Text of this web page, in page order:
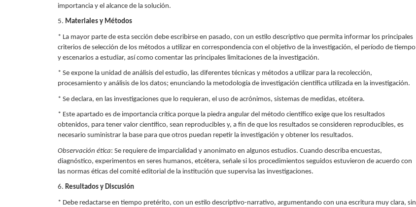
importancia y el alcance de la solución.
5. Materiales y Métodos
* La mayor parte de esta sección debe escribirse en pasado, con un estilo descriptivo que permita informar los principales
criterios de selección de los métodos a utilizar en correspondencia con el objetivo de la investigación, el período de tiempo
y escenarios a estudiar, así como comentar las principales limitaciones de la investigación.
* Se expone la unidad de análisis del estudio, las diferentes técnicas y métodos a utilizar para la recolección,
procesamiento y análisis de los datos; enunciando la metodología de investigación científica utilizada en la investigación.
* Se declara, en las investigaciones que lo requieran, el uso de acrónimos, sistemas de medidas, etcétera.
* Este apartado es de importancia crítica porque la piedra angular del método científico exige que los resultados
obtenidos, para tener valor científico, sean reproducibles y, a fin de que los resultados se consideren reproducibles, es
necesario suministrar la base para que otros puedan repetir la investigación y obtener los resultados.
Observación ética: Se requiere de imparcialidad y anonimato en algunos estudios. Cuando describa encuestas,
diagnóstico, experimentos en seres humanos, etcétera, señale si los procedimientos seguidos estuvieron de acuerdo con
las normas éticas del comité editorial de la institución que supervisa las investigaciones.
6. Resultados y Discusión
* Debe redactarse en tiempo pretérito, con un estilo descriptivo-narrativo, argumentando con una escritura muy clara, sin